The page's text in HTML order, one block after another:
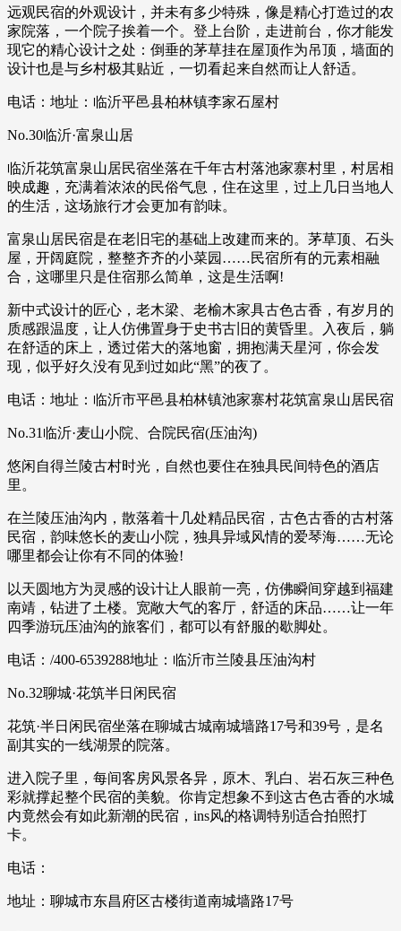
远观民宿的外观设计，并未有多少特殊，像是精心打造过的农
家院落，一个院子挨着一个。登上台阶，走进前台，你才能发
现它的精心设计之处：倒垂的茅草挂在屋顶作为吊顶，墙面的
设计也是与乡村极其贴近，一切看起来自然而让人舒适。
电话：地址：临沂平邑县柏林镇李家石屋村
No.30临沂·富泉山居
临沂花筑富泉山居民宿坐落在千年古村落池家寨村里，村居相
映成趣，充满着浓浓的民俗气息，住在这里，过上几日当地人
的生活，这场旅行才会更加有韵味。
富泉山居民宿是在老旧宅的基础上改建而来的。茅草顶、石头
屋，开阔庭院，整整齐齐的小菜园……民宿所有的元素相融
合，这哪里只是住宿那么简单，这是生活啊!
新中式设计的匠心，老木梁、老榆木家具古色古香，有岁月的
质感跟温度，让人仿佛置身于史书古旧的黄昏里。入夜后，躺
在舒适的床上，透过偌大的落地窗，拥抱满天星河，你会发
现，似乎好久没有见到过如此“黑”的夜了。
电话：地址：临沂市平邑县柏林镇池家寨村花筑富泉山居民宿
No.31临沂·麦山小院、合院民宿(压油沟)
悠闲自得兰陵古村时光，自然也要住在独具民间特色的酒店
里。
在兰陵压油沟内，散落着十几处精品民宿，古色古香的古村落
民宿，韵味悠长的麦山小院，独具异域风情的爱琴海……无论
哪里都会让你有不同的体验!
以天圆地方为灵感的设计让人眼前一亮，仿佛瞬间穿越到福建
南靖，钻进了土楼。宽敞大气的客厅，舒适的床品……让一年
四季游玩压油沟的旅客们，都可以有舒服的歇脚处。
电话：/400-6539288地址：临沂市兰陵县压油沟村
No.32聊城·花筑半日闲民宿
花筑·半日闲民宿坐落在聊城古城南城墙路17号和39号，是名
副其实的一线湖景的院落。
进入院子里，每间客房风景各异，原木、乳白、岩石灰三种色
彩就撑起整个民宿的美貌。你肯定想象不到这古色古香的水城
内竟然会有如此新潮的民宿，ins风的格调特别适合拍照打
卡。
电话：
地址：聊城市东昌府区古楼街道南城墙路17号